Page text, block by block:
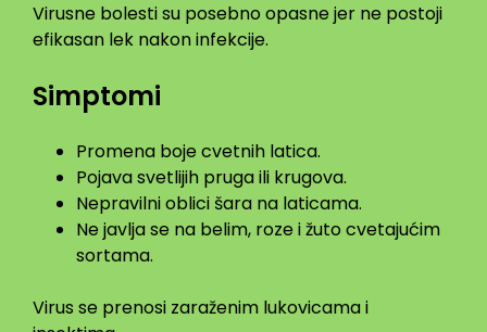
Virusne bolesti su posebno opasne jer ne postoji
efikasan lek nakon infekcije.
Simptomi
Promena boje cvetnih latica.
Pojava svetlijih pruga ili krugova.
Nepravilni oblici šara na laticama.
Ne javlja se na belim, roze i žuto cvetajućim
sortama.
Virus se prenosi zaraženim lukovicama i